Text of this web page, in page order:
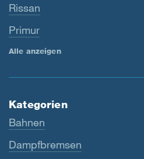
Rissan
Primur
Alle anzeigen
Kategorien
Bahnen
Dampfbremsen